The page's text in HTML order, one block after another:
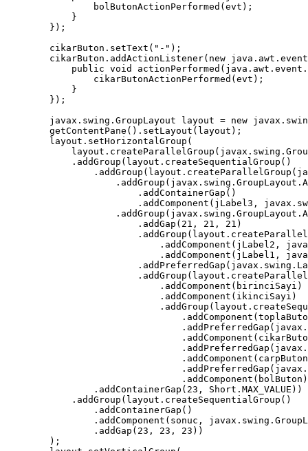
                bolButonActionPerformed(evt);
            }
        });
        cikarButon.setText("-");
cikarButon.addActionListener(new
public void
                cikarButonActionPerformed(evt);
            }
        });
javax.swing.GroupLayout layout = new
        getContentPane().setLayout(layout);
        layout.setHorizontalGroup(
            .addGroup(layout.createSequentialGroup()
                        .addContainerGap()
.addComponent(jLabel3,
                        .addGap(21, 21, 21)
.addComponent(jLabel2,
.addComponent(jLabel1,
                            .addComponent(birinciSayi)
                            .addComponent(ikinciSayi)
                .addContainerGap(23, Short.MAX_VALUE))
            .addGroup(layout.createSequentialGroup()
                .addContainerGap()
.addComponent(sonuc,
                .addGap(23, 23, 23))
        );